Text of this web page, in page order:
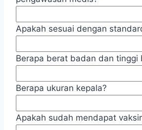
Apakah sesuai dengan
Berapa berat badan dan tinggi
Berapa ukuran kepala?
Apakah sudah mendapat